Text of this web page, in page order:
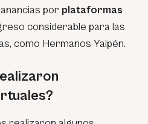
por plataformas
considerable para las
como Hermanos Yaipén.